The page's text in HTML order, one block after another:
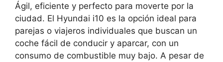
Ágil, eficiente y perfecto para moverte por la
ciudad. El Hyundai i10 es la opción ideal para
parejas o viajeros individuales que buscan un
coche fácil de conducir y aparcar, con un
consumo de combustible muy bajo. A pesar de